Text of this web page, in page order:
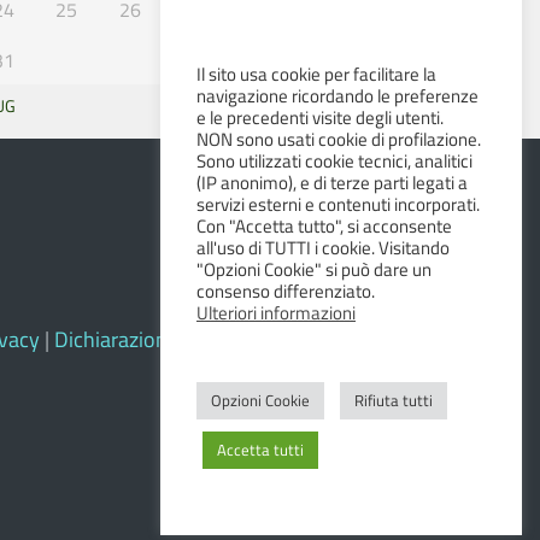
25 26
SET »
| Dichiarazione di accessibilità e feedback
Il sito usa cookie per facilitare la
navigazione ricordando le preferenze
e le precedenti visite degli utenti.
NON sono usati cookie di profilazione.
Sono utilizzati cookie tecnici, analitici
(IP anonimo), e di terze parti legati a
servizi esterni e contenuti incorporati.
Con "Accetta tutto", si acconsente
all'uso di TUTTI i cookie. Visitando
"Opzioni Cookie" si può dare un
consenso differenziato.
Ulteriori informazioni
Opzioni Cookie Rifiuta tutti
Accetta tutti